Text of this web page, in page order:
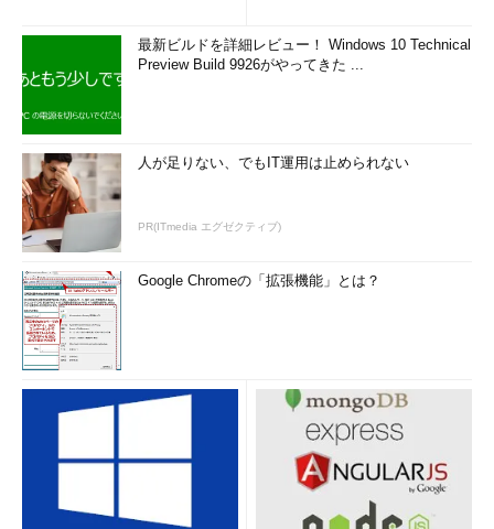
最新ビルドを詳細レビュー！ Windows 10 Technical
Preview Build 9926がやってきた ...
人が足りない、でもIT運用は止められない
PR(ITmedia エグゼクティブ)
Google Chromeの「拡張機能」とは？